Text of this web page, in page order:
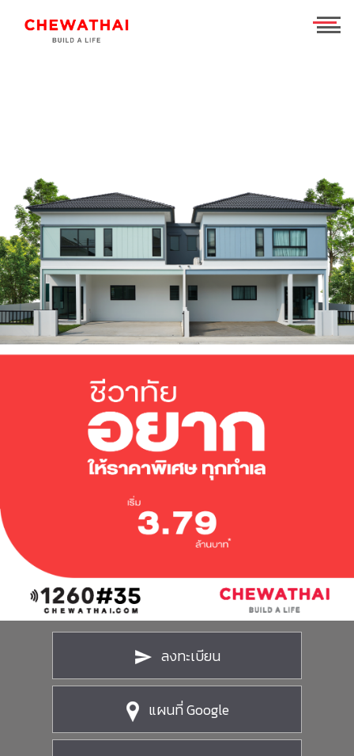
ชีวารมย์ นครอินทร์
ชีวารมย์ ราชพฤกษ์ตัดใหม่
ชีวาทัย ฮอลล์มาร์ค เอกมัย - รามอินทรา
ชีวาทัย ปิ่นเกล้า
ชีวาทัย เรสซิเดนซ์ ทองหล่อ
ชีวาทัย ฮอลล์มาร์ค ลาดพร้าว - โชคชัย 4 เฟส 2
ชีวาทัย เกษตร - นวมินทร์
เดอะ สุรวงศ์
ชีวาทัย เรสซิเดนซ์ อโศก
ชีวาทัย ฮอลล์มาร์ค ลาดพร้าว - โชคชัย 4
ทาวน์โฮม
ชีวาโฮม สุขสวัสดิ์ - ประชาอุทิศ
ชีวาโฮม วงแหวน - ลำลูกกา
ชีวาโฮม กรุงเทพ - ปทุม
ชีวาโฮม รังสิต - ปทุม
ชีวา ฮาร์ท สุขุมวิท 62/1
ชีวา ฮาร์ท สุขุมวิท 36
โฮมออฟฟิศ
ชีวา บิซ โฮม เอกชัย-บางบอน
ที่อยู่อาศัยมือสอง
ค้นหาตามโซน
นักลงทุนสัมพันธ์
แบรนด์ชีวาทัย
ข้อมูลพื้นฐาน
ภาพรวมธุรกิจบริษัท
ลักษณะการประกอบธุรกิจ
โครงสร้างกลุ่มบริษัท
ประวัติความเป็นมาของบริษัท
วิสัยทัศน์และพันธกิจ
โครงสร้างองค์กร
คณะกรรมการบริษัท
คณะกรรมการบริหาร
คณะกรรมการสรรหาและพิจารณาค่าตอบแทน
ชีวาทัยโซไซตี้
Home
Promotion
Activity
Privilege
Info
ข่าว&โปรโมชั่น
ดูข่าวทั้งหมด
ข่าวประชาสัมพันธ์
ข่าวกิจกรรม
ดูโปรโมชั่นทั้งหมด
โฮมออฟฟิศ
รับซื้อที่ดิน
ติดต่อเรา
ความรับผิดชอบต่อสังคม
ลงทะเบียน
แผนที่ Google